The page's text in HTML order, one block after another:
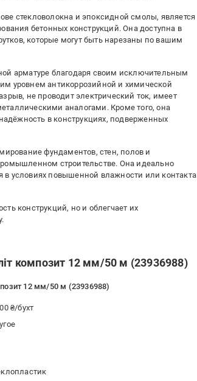
стекловолокна и эпоксидной смолы, является
бетонных конструкций. Она доступна в
которые могут быть нарезаны по вашим
арматуре благодаря своим исключительным
уровнем антикоррозийной и химической
не проводит электрический ток, имеет
аналогами. Кроме того, она
в конструкциях, подверженных
фундаментов, стен, полов и
строительстве. Она идеально
условиях повышенной влажности или контакта
конструкций, но и облегчает их
композит 12 мм/50 м (23936988)
12 мм/50 м (23936988)
₴/бухт